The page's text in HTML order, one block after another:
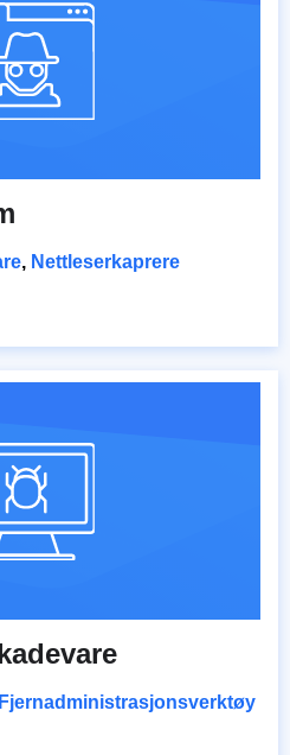
, Nettleserkaprere
Fjernadministrasjonsverktøy